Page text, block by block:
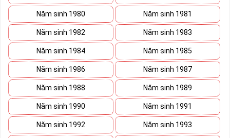
Năm sinh 1980 Năm sinh 1981
Năm sinh 1982 Năm sinh 1983
Năm sinh 1984 Năm sinh 1985
Năm sinh 1986 Năm sinh 1987
Năm sinh 1988 Năm sinh 1989
Năm sinh 1990 Năm sinh 1991
Năm sinh 1992 Năm sinh 1993